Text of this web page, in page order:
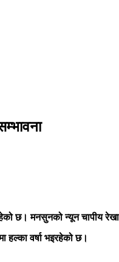
छ। मनसुनको न्यून चापीय
हल्का वर्षा भइरहेको छ।